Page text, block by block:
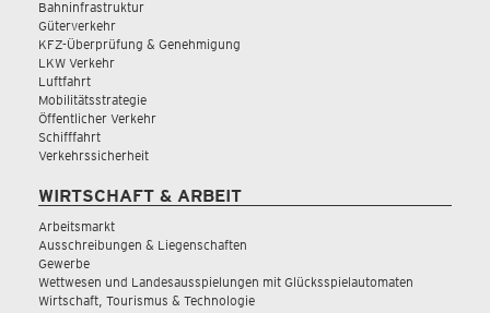
Bahninfrastruktur
Güterverkehr
KFZ-Überprüfung & Genehmigung
LKW Verkehr
Luftfahrt
Mobilitätsstrategie
Öffentlicher Verkehr
Schifffahrt
Verkehrssicherheit
WIRTSCHAFT & ARBEIT
Arbeitsmarkt
Ausschreibungen & Liegenschaften
Gewerbe
Wettwesen und Landesausspielungen mit Glücksspielautomaten
Wirtschaft, Tourismus & Technologie